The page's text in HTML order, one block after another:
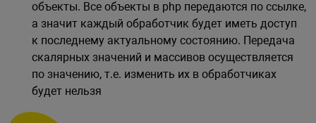
объекты. Все объекты в php передаются по ссылке,
а значит каждый обработчик будет иметь доступ
к последнему актуальному состоянию. Передача
скалярных значений и массивов осуществляется
по значению, т.е. изменить их в обработчиках
будет нельзя